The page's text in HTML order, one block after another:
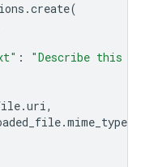
.create(
:
"Describe this
.uri,
.mime_type